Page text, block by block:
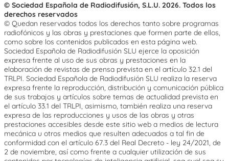
© Sociedad Española de Radiodifusión, S.L.U. 2026. Todos los
derechos reservados
© Quedan reservados todos los derechos tanto sobre programas
radiofónicos y las obras y prestaciones que formen parte de ellos,
como sobre los contenidos publicados en esta página web.
Sociedad Española de Radiodifusión SLU ejerce la oposición
expresa frente al uso de sus obras y prestaciones en la
elaboración de revistas de prensa prevista en el artículo 32.1 del
TRLPI. Sociedad Española de Radiodifusión SLU realiza la reserva
expresa frente la reproducción, distribución y comunicación pública
de sus trabajos y artículos sobre temas de actualidad prevista en
el artículo 33.1 del TRLPI, asimismo, también realiza una reserva
expresa de las reproducciones y usos de las obras y otras
prestaciones accesibles desde este sitio web a medios de lectura
mecánica u otros medios que resulten adecuados a tal fin de
conformidad con el artículo 67.3 del Real Decreto - ley 24/2021, de
2 de noviembre, así como frente a cualquier utilización de sus